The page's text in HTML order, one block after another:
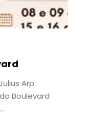
Arp.
Boulevard